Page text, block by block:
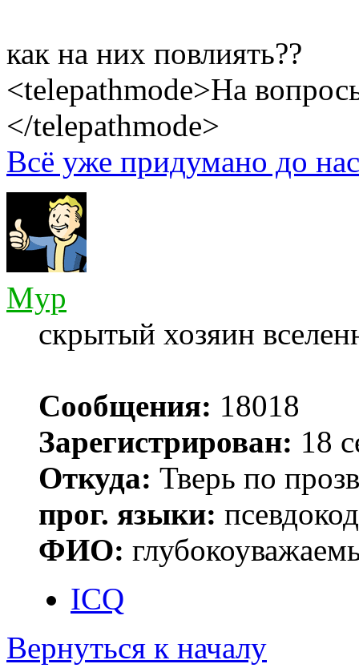
как на них повлиять??
<telepathmode>На
</telepathmode>
Всё уже придумано до
Myp
скрытый хозяин
Сообщения: 18018
Зарегистрирован: 18
Откуда: Тверь по
прог. языки:
ФИО:
ICQ
Вернуться к началу